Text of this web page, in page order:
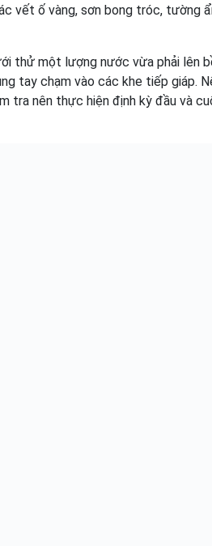
vết ố vàng, sơn bong tróc, tường
thử một lượng nước vừa phải lên
tay chạm vào các khe tiếp giáp.
tra nên thực hiện định kỳ đầu và